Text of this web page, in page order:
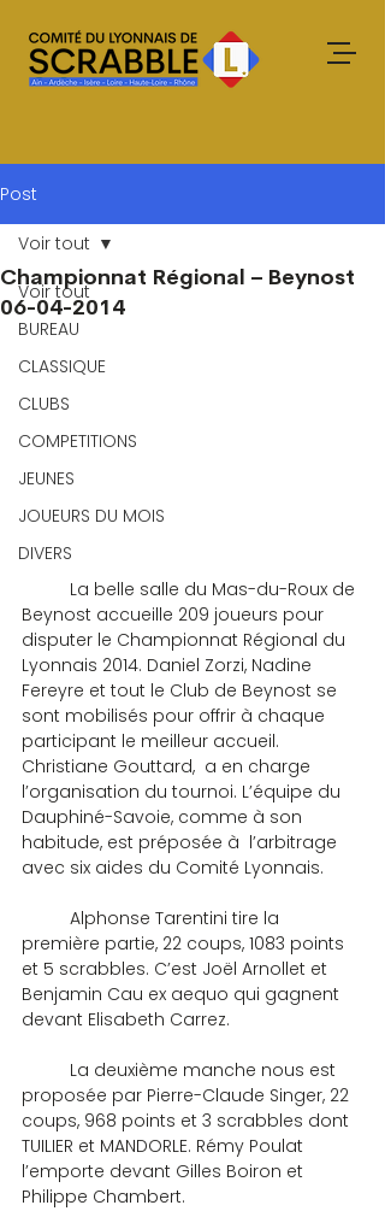
Post
Voir tout
BUREAU
CLASSIQUE
CLUBS
COMPETITIONS
JEUNES
JOUEURS DU MOIS
DIVERS
Voir tout
Championnat Régional – Beynost
06-04-2014
Beynost accueille 209 joueurs pour
disputer le Championnat Régional du
Lyonnais 2014. Daniel Zorzi, Nadine
Fereyre et tout le Club de Beynost se
sont mobilisés pour offrir à chaque
participant le meilleur accueil.
Christiane Gouttard,  a en charge
l’organisation du tournoi. L’équipe du
Dauphiné-Savoie, comme à son
habitude, est préposée à  l’arbitrage
avec six aides du Comité Lyonnais.
première partie, 22 coups, 1083 points
et 5 scrabbles. C’est Joël Arnollet et
Benjamin Cau ex aequo qui gagnent
devant Elisabeth Carrez.
proposée par Pierre-Claude Singer, 22
coups, 968 points et 3 scrabbles dont
TUILIER et MANDORLE. Rémy Poulat
l’emporte devant Gilles Boiron et
Philippe Chambert.